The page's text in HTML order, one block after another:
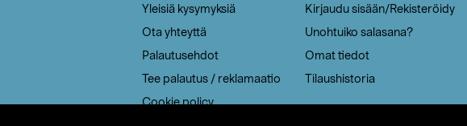
Yleisiä kysymyksiä
Ota yhteyttä
Palautusehdot
Tee palautus / reklamaatio
Cookie policy
Kirjaudu sisään/Rekisteröidy
Unohtuiko salasana?
Omat tiedot
Tilaushistoria